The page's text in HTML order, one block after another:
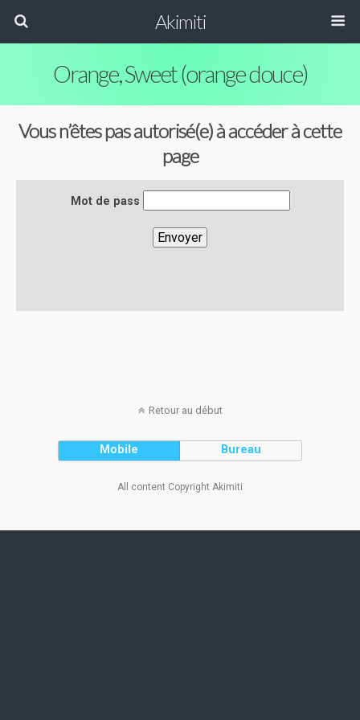
Akimiti
Orange, Sweet (orange douce)
Vous n’êtes pas autorisé(e) à accéder à cette
page
Mot de pass
Retour au début
Mobile Bureau
All content Copyright Akimiti